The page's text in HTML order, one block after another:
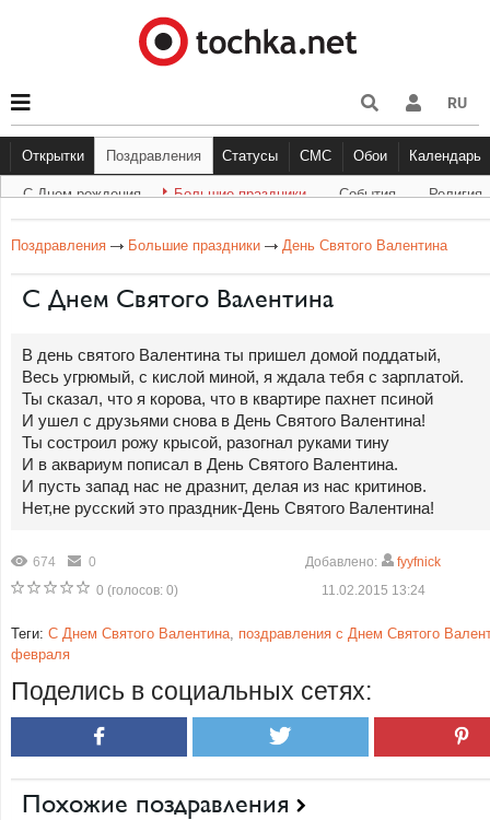
RU
Открытки
С Днем рождения Большие праздники События
Поздравления Статусы
Другое Прикольные Грустные
СМС
С Днём Рождения
Обои
Музыка
Календарь
С Днем рождения Большие праздники Cобытия Религия
Поздравления Большие праздники День Святого Валентина
С Днем Святого Валентина
В день святого Валентина ты пришел домой поддатый,
Весь угрюмый, с кислой миной, я ждала тебя с зарплатой.
Ты сказал, что я корова, что в квартире пахнет псиной
И ушел с друзьями снова в День Святого Валентина!
Ты состроил рожу крысой, разогнал руками тину
И в аквариум пописал в День Святого Валентина.
И пусть запад нас не дразнит, делая из нас критинов.
Нет,не русский это праздник-День Святого Валентина!
674
0
0 (голосов: 0)
Добавлено:
fyyfnick
11.02.2015 13:24
Теги: С Днем Святого Валентина, поздравления с Днем Святого
февраля
Поделись в социальных сетях:
Похожие поздравления